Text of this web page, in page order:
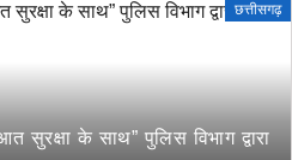
छत्तीसगढ़
के साथ” पुलिस विभाग द्वारा